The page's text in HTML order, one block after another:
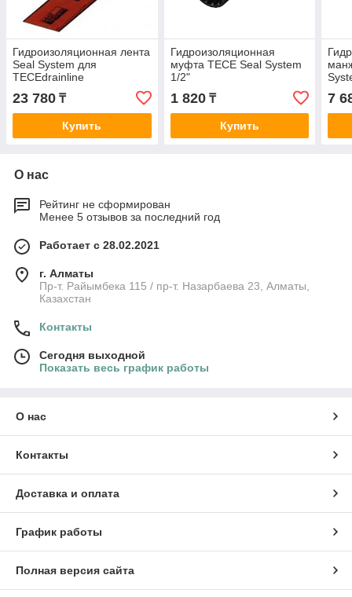
Гидроизоляционная лента
Seal System для
TECEdrainline
23 780 ₸
Купить
Гидроизоляционная
муфта TECE Seal System
1/2"
1 820₸
Купить
7
О нас
Рейтинг не сформирован
Менее 5 отзывов за последний год
Работает с 28.02.2021
г. Алматы
Пр-т. Райымбека 115 / пр-т. Назарбаева 23, Алматы,
Казахстан
Контакты
Сегодня выходной
Показать весь график работы
О нас
Контакты
Доставка и оплата
График работы
Полная версия сайта